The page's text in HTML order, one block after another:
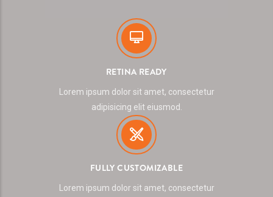
RETINA READY
Lorem ipsum dolor sit amet, consectetur
adipisicing elit eiusmod.
FULLY CUSTOMIZABLE
Lorem ipsum dolor sit amet, consectetur